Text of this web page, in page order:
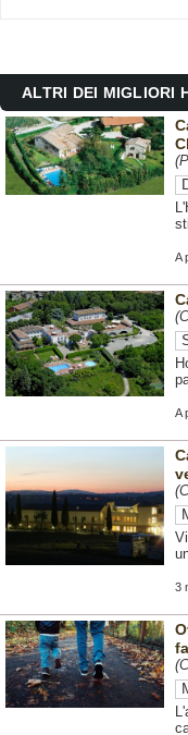
ALTRI DEI MIGLIORI
A
A
3